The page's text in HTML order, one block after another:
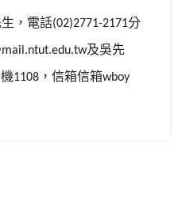
，電話(02)2771-2171分
及吳先
1108 ，信箱信箱wboy